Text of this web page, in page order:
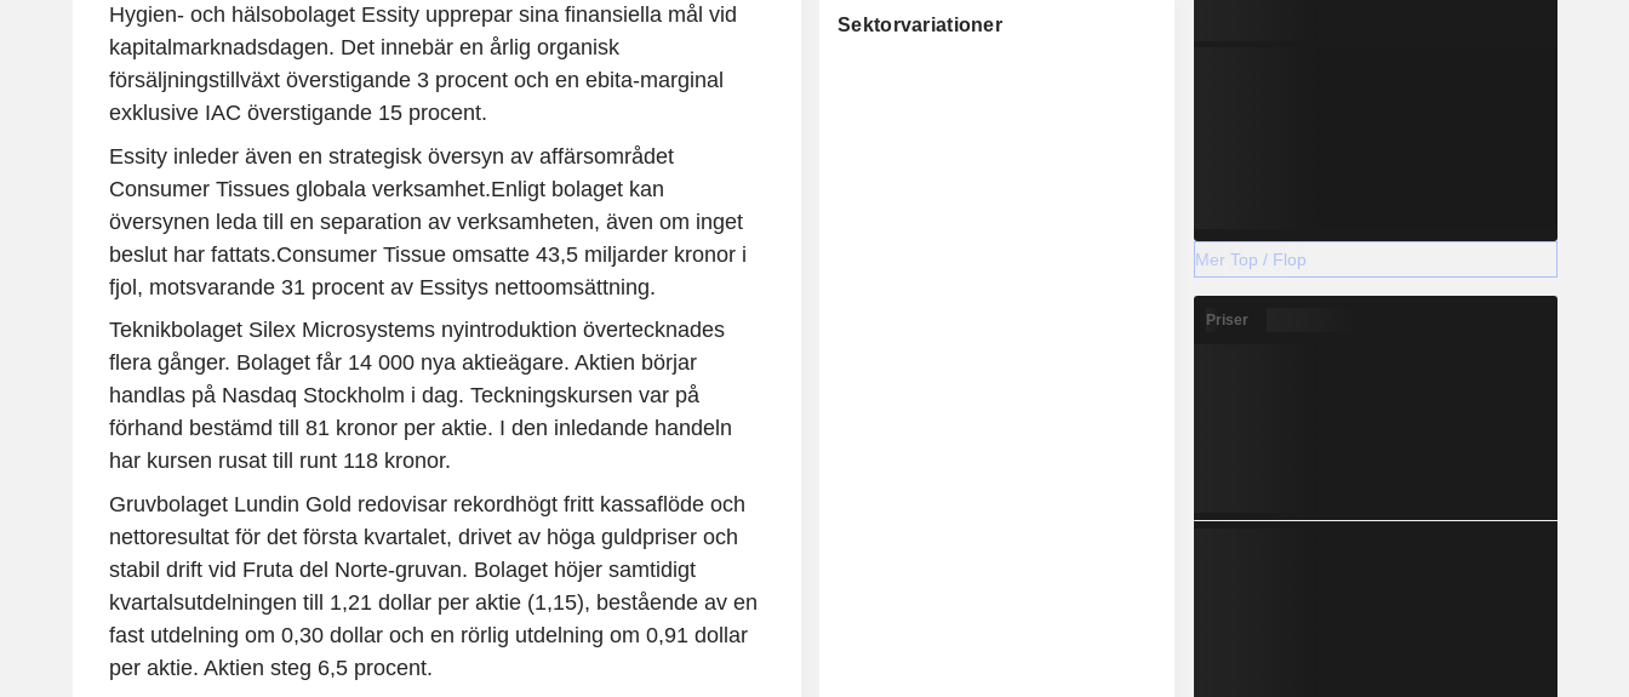
Hygien- och hälsobolaget Essity upprepar sina finansiella mål vid
kapitalmarknadsdagen. Det innebär en årlig organisk
försäljningstillväxt överstigande 3 procent och en ebita-marginal
exklusive IAC överstigande 15 procent.
Essity inleder även en strategisk översyn av affärsområdet
Consumer Tissues globala verksamhet.Enligt bolaget kan
översynen leda till en separation av verksamheten, även om inget
beslut har fattats.Consumer Tissue omsatte 43,5 miljarder kronor i
fjol, motsvarande 31 procent av Essitys nettoomsättning.
Teknikbolaget Silex Microsystems nyintroduktion övertecknades
flera gånger. Bolaget får 14 000 nya aktieägare. Aktien börjar
handlas på Nasdaq Stockholm i dag. Teckningskursen var på
förhand bestämd till 81 kronor per aktie. I den inledande handeln
har kursen rusat till runt 118 kronor.
Gruvbolaget Lundin Gold redovisar rekordhögt fritt kassaflöde och
nettoresultat för det första kvartalet, drivet av höga guldpriser och
stabil drift vid Fruta del Norte-gruvan. Bolaget höjer samtidigt
kvartalsutdelningen till 1,21 dollar per aktie (1,15), bestående av en
fast utdelning om 0,30 dollar och en rörlig utdelning om 0,91 dollar
per aktie. Aktien steg 6,5 procent.
Sektorvariationer
Mer Top / Flop
Priser